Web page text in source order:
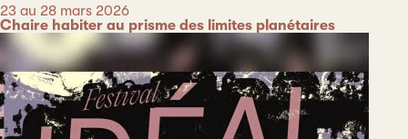
Date
23 au 28 mars 2026
Catégorie
Chaire habiter au prisme des limites planétaires